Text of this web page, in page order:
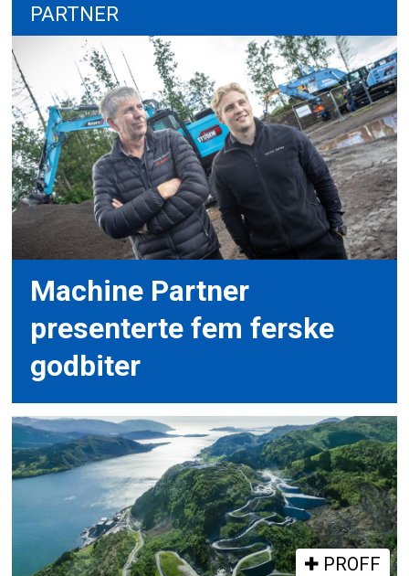
PARTNER
Machine Partner
presenterte fem ferske
godbiter
PROFF